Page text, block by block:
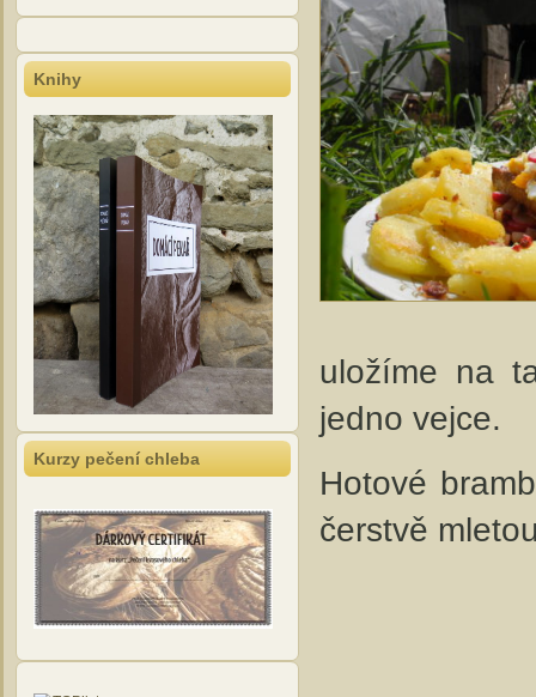
Knihy
Kurzy pečení chleba
uložíme na
jedno vejce.
Hotové
čerstvě